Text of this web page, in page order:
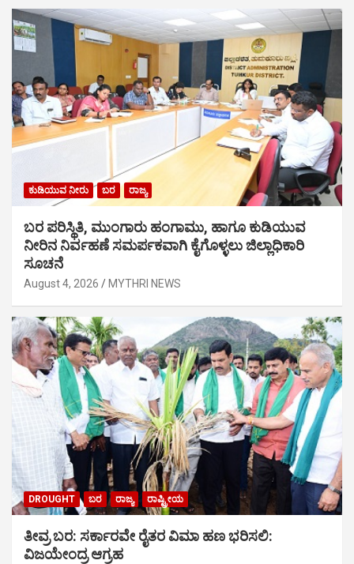
ಕುಡಿಯುವ ನೀರು ಬರ ರಾಜ್ಯ
ಬರ ಪರಿಸ್ಥಿತಿ, ಮುಂಗಾರು ಹಂಗಾಮು, ಹಾಗೂ ಕುಡಿಯುವ
ನೀರಿನ ನಿರ್ವಹಣೆ ಸಮರ್ಪಕವಾಗಿ ಕೈಗೊಳ್ಳಲು ಜಿಲ್ಲಾಧಿಕಾರಿ
ಸೂಚನೆ
August 4, 2026 MYTHRI NEWS
DROUGHT ಬರ ರಾಜ್ಯ ರಾಷ್ಟ್ರೀಯ
ತೀವ್ರ ಬರ: ಸರ್ಕಾರವೇ ರೈತರ ವಿಮಾ ಹಣ ಭರಿಸಲಿ:
ವಿಜಯೇಂದ್ರ ಆಗ್ರಹ